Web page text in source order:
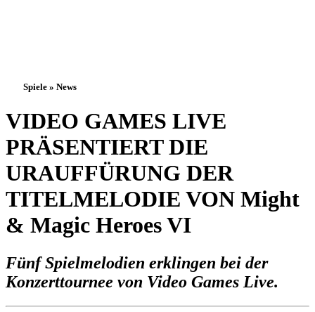
Spiele » News
VIDEO GAMES LIVE
PRÄSENTIERT DIE
URAUFFÜRUNG DER
TITELMELODIE VON Might
& Magic Heroes VI
Fünf Spielmelodien erklingen bei der
Konzerttournee von Video Games Live.